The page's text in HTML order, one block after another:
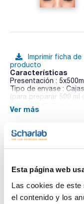
Esta página web
Las cookies de
el contenido y los
Imprimir ficha de
producto
Características
Presentación :
Tipo de envase :
(para preparar 500 ml
Medio de cultivo
hongos según las
Sinónimos: SCA
Ver más